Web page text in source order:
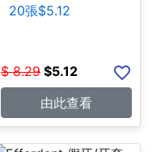
20張$5.12
$ 8.29 $5.12
由此查看